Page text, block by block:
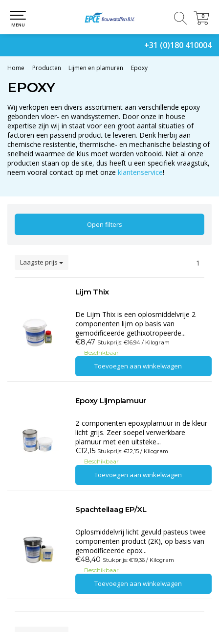
+31 (0)180 410004
0
0
MENU
Home Producten Lijmen en plamuren Epoxy
EPOXY
Wij verkopen een divers assortiment aan verschillende epoxy
gebonden vloer- en wandsystemen. Door onze in house
expertise zijn wij in staat voor een groot aantal situaties of
factoren een passend product te leveren. Denk hierbij aan
chemische resistentie, thermische- en mechanische belasting of
snelheid waarmee de klus moet worden voltooid. Niet al onze
producten staan op de site, dus heeft u een specifiek vraagstuk,
neem vooral contact op met onze klantenservice!
Open filters
Laagste prijs 1
Lijm Thix
De Lijm Thix is een oplosmiddelvrije 2
componenten lijm op basis van
gemodificeerde gethixotropeerde...
€8,47 Stukprijs: €16,94 / Kilogram
Beschikbaar
Toevoegen aan winkelwagen
Epoxy Lijmplamuur
2-componenten epoxyplamuur in de kleur
licht grijs. Zeer soepel verwerkbare
plamuur met een uitsteke...
€12,15 Stukprijs: €12,15 / Kilogram
Beschikbaar
Toevoegen aan winkelwagen
Spachtellaag EP/XL
Oplosmiddelvrij licht gevuld pasteus twee
componenten product (2K), op basis van
gemodificeerde epox...
€48,40 Stukprijs: €19,36 / Kilogram
Beschikbaar
Toevoegen aan winkelwagen